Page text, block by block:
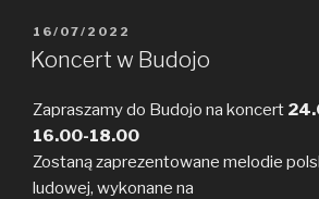
POSTED
ON
16/07/2022
Koncert w Budojo
Zapraszamy do Budojo na koncert
16.00-18.00
Zostaną zaprezentowane melodie
ludowej, wykonane na